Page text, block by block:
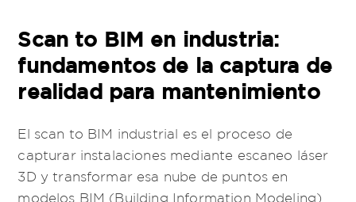
Scan to BIM en industria:
fundamentos de la captura de
realidad para mantenimiento
El scan to BIM industrial es el proceso de
capturar instalaciones mediante escaneo láser
3D y transformar esa nube de puntos en
modelos BIM (Building Information Modeling)